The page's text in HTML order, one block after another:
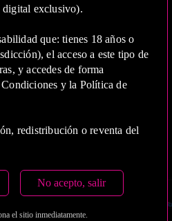
digital exclusivo).
que: tienes 18 años o
el acceso a este tipo de
y accedes de forma
y la Política de
redistribución o reventa del
No acepto, salir
el sitio inmediatamente.